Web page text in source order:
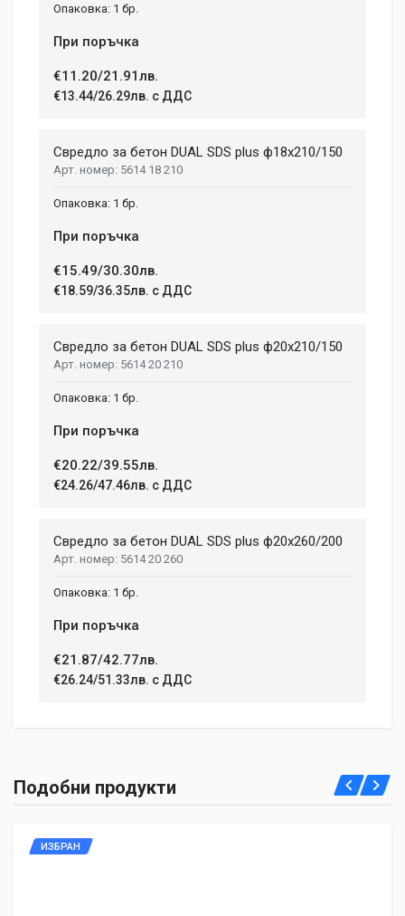
1 бр.
При поръчка
€11.20/21.91лв.
€13.44/26.29лв. с ДДС
Свредло за бетон DUAL SDS plus ф18x210/150
5614 18 210
1 бр.
При поръчка
€15.49/30.30лв.
€18.59/36.35лв. с ДДС
Свредло за бетон DUAL SDS plus ф20x210/150
5614 20 210
1 бр.
При поръчка
€20.22/39.55лв.
€24.26/47.46лв. с ДДС
Свредло за бетон DUAL SDS plus ф20x260/200
5614 20 260
1 бр.
При поръчка
€21.87/42.77лв.
€26.24/51.33лв. с ДДС
Подобни продукти
ИЗБРАН